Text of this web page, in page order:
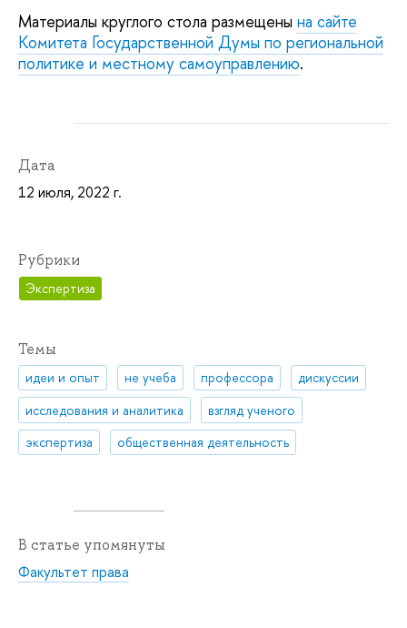
Материалы круглого стола размещены на сайте
Комитета Государственной Думы по региональной
политике и местному самоуправлению.
Дата
12 июля, 2022 г.
Рубрики
Экспертиза
Темы
идеи и опыт не учеба профессора
дискуссии
исследования и аналитика
взгляд ученого
экспертиза
общественная деятельность
В статье упомянуты
Факультет права